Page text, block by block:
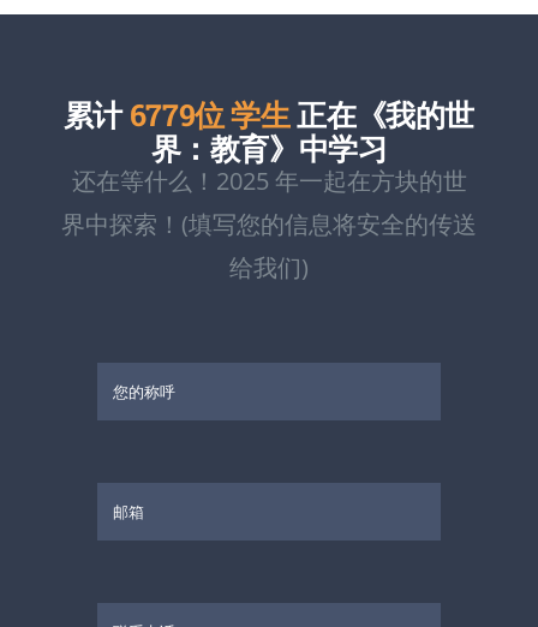
累计 6779位 学生正在《我的世
界：教育》中学习
还在等什么！2025 年一起在方块的世
界中探索！(填写您的信息将安全的传送
给我们)